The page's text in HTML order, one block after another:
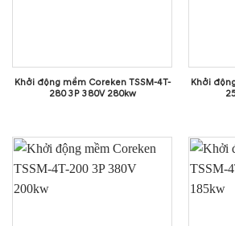
Khởi động mềm Coreken TSSM-4T-
280 3P 380V 280kw
Khởi